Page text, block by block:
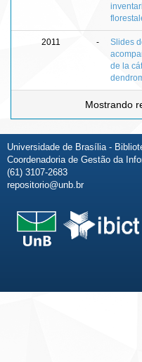
2011 -
Slides
de la
Mostrando
Universidade de Brasília -
Coordenadoria de Gestão da
(61) 3107-2683
repositorio@unb.br